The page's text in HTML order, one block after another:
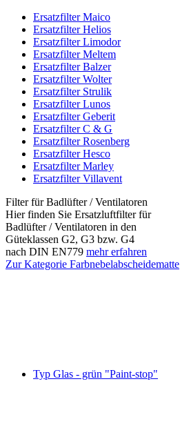
Ersatzfilter Maico
Ersatzfilter Helios
Ersatzfilter Limodor
Ersatzfilter Meltem
Ersatzfilter Balzer
Ersatzfilter Wolter
Ersatzfilter Strulik
Ersatzfilter Lunos
Ersatzfilter Geberit
Ersatzfilter C & G
Ersatzfilter Rosenberg
Ersatzfilter Hesco
Ersatzfilter Marley
Ersatzfilter Villavent
Filter für Badlüfter / Ventilatoren
Hier finden Sie Ersatzluftfilter für
Badlüfter / Ventilatoren in den
Güteklassen G2, G3 bzw. G4
nach DIN EN779 mehr erfahren
Zur Kategorie Farbnebelabscheidematte
Typ Glas - grün "Paint-stop"